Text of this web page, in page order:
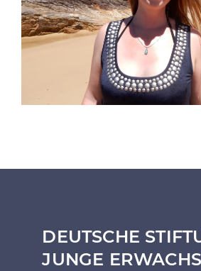
DEUTSCHE
JUNGE